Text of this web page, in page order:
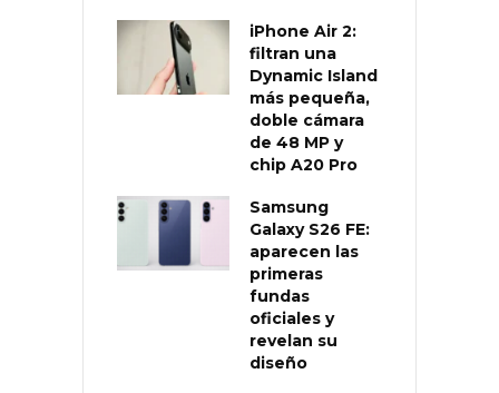
iPhone Air 2:
filtran una
Dynamic Island
más pequeña,
doble cámara
de 48 MP y
chip A20 Pro
Samsung
Galaxy S26 FE:
aparecen las
primeras
fundas
oficiales y
revelan su
diseño